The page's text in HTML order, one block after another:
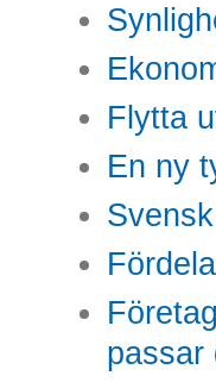
Flytta
En ny
passar